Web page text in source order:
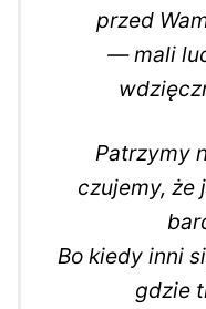
przed
— mali
Patrzymy
czujemy, że
Bo kiedy inni
gdzie